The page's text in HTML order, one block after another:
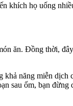
khích họ uống
ăn. Đồng thời,
năng miễn
sau ốm, bạn